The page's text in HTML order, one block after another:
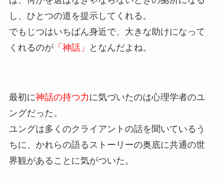
し、ひとつの道を提示してくれる。
でもじつはいちばん身近で、大きな助けになって
くれるのが「神話」 となんだよね。
最初に神話の持つ力に気づいたのは心理学者のユ
ングだった。
ユングは多くのクライアントの話を聞いているう
ちに、かれらの語るストーリーの奥底に共通の世
界観があることに気がついた。